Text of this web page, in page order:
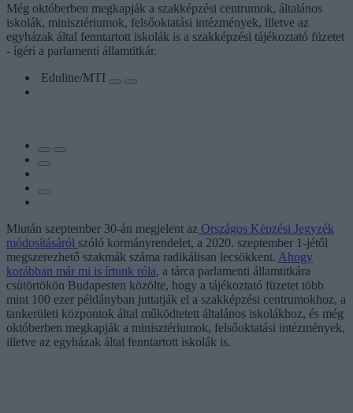
Még októberben megkapják a szakképzési centrumok, általános
iskolák, minisztériumok, felsőoktatási intézmények, illetve az
egyházak által fenntartott iskolák is a szakképzési tájékoztató füzetet
- ígéri a parlamenti államtitkár.
Eduline/MTI
Miután szeptember 30-án megjelent az Országos Képzési Jegyzék
módosításáról szóló kormányrendelet, a 2020. szeptember 1-jétől
megszerezhető szakmák száma radikálisan lecsökkent. Ahogy
korábban már mi is írtunk róla, a tárca parlamenti államtitkára
csütörtökön Budapesten közölte, hogy a tájékoztató füzetet több
mint 100 ezer példányban juttatják el a szakképzési centrumokhoz, a
tankerületi központok által működtetett általános iskolákhoz, és még
októberben megkapják a minisztériumok, felsőoktatási intézmények,
illetve az egyházak által fenntartott iskolák is.